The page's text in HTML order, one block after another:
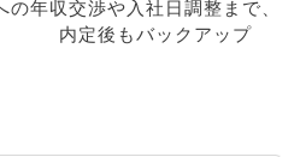
の年収交渉や入社日調整まで、
内定後もバックアップ